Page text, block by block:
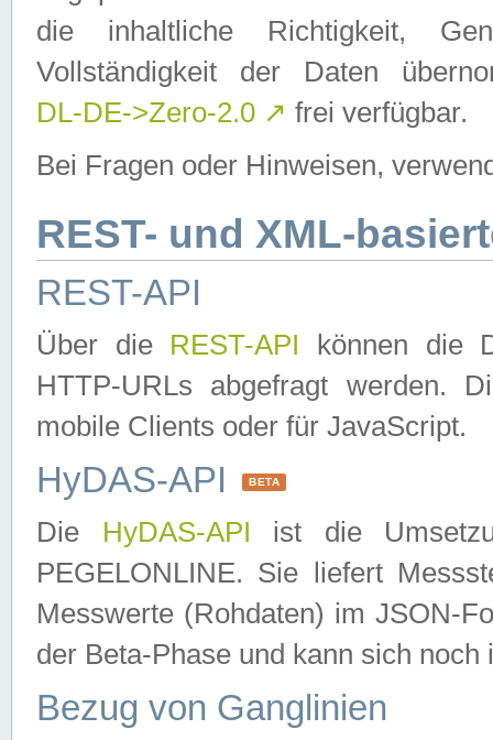
die inhaltliche Richtigkeit,
Vollständigkeit der Daten
DL-DE->Zero-2.0 ↗ frei verfügbar.
Bei Fragen oder Hinweisen,
REST- und XML-
REST-API
Über die REST-API können die
HTTP-URLs abgefragt werden.
mobile Clients oder für JavaScript.
HyDAS-API BETA
Die HyDAS-API ist die
PEGELONLINE. Sie liefert
Messwerte (Rohdaten) im JSON-
der Beta-Phase und kann sich noch
Bezug von Ganglinien